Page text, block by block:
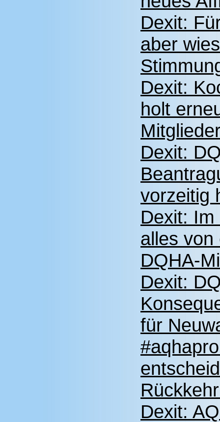
Dexit:
aber
Dexit:
holt
Dexit:
vorzeitig
Dexit:
alles
DQHA-
Dexit:
für
Dexit: